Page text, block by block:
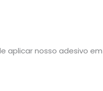
aplicar nosso adesivo em